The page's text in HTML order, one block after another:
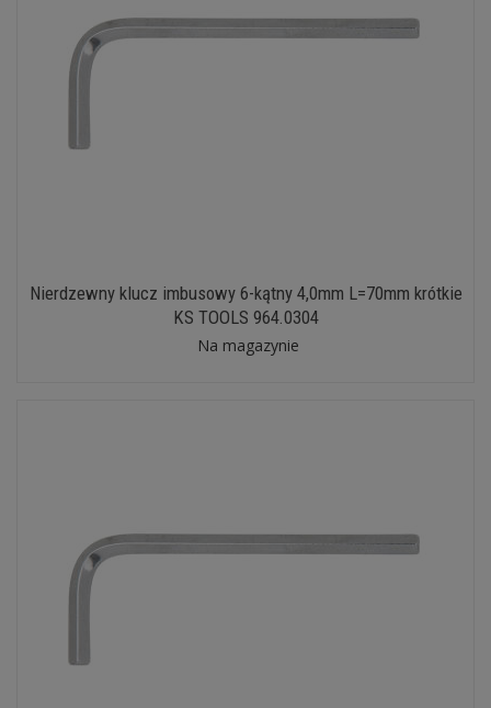
Nierdzewny klucz imbusowy 6-kątny 4,0mm L=70mm krótkie
KS TOOLS 964.0304
Na magazynie